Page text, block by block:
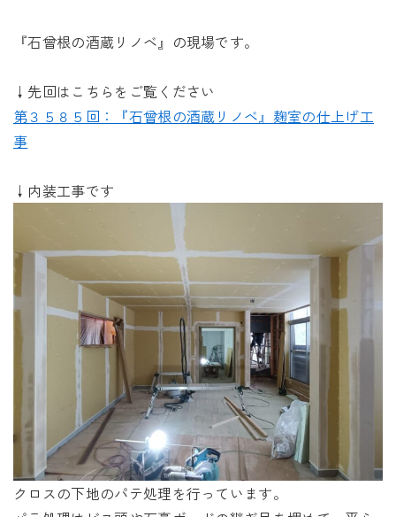
『石曾根の酒蔵リノベ』の現場です。
↓先回はこちらをご覧ください
第３５８５回：『石曾根の酒蔵リノベ』麹室の仕上げ工
事
↓内装工事です
クロスの下地のパテ処理を行っています。